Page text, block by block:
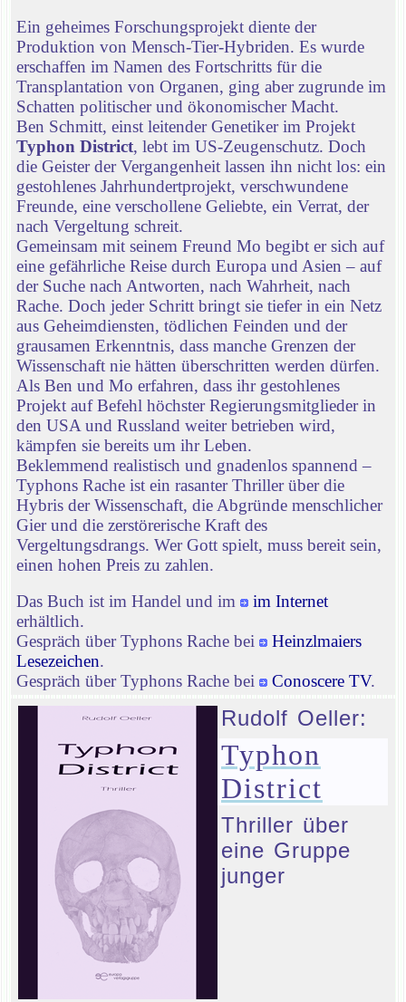
Ein geheimes Forschungsprojekt diente der
Produktion von Mensch-Tier-Hybriden. Es wurde
erschaffen im Namen des Fortschritts für die
Transplantation von Organen, ging aber zugrunde im
Schatten politischer und ökonomischer Macht.
Ben Schmitt, einst leitender Genetiker im Projekt
Typhon District, lebt im US-Zeugenschutz. Doch
die Geister der Vergangenheit lassen ihn nicht los: ein
gestohlenes Jahrhundertprojekt, verschwundene
Freunde, eine verschollene Geliebte, ein Verrat, der
nach Vergeltung schreit.
Gemeinsam mit seinem Freund Mo begibt er sich auf
eine gefährliche Reise durch Europa und Asien – auf
der Suche nach Antworten, nach Wahrheit, nach
Rache. Doch jeder Schritt bringt sie tiefer in ein Netz
aus Geheimdiensten, tödlichen Feinden und der
grausamen Erkenntnis, dass manche Grenzen der
Wissenschaft nie hätten überschritten werden dürfen.
Als Ben und Mo erfahren, dass ihr gestohlenes
Projekt auf Befehl höchster Regierungsmitglieder in
den USA und Russland weiter betrieben wird,
kämpfen sie bereits um ihr Leben.
Beklemmend realistisch und gnadenlos spannend –
Typhons Rache ist ein rasanter Thriller über die
Hybris der Wissenschaft, die Abgründe menschlicher
Gier und die zerstörerische Kraft des
Vergeltungsdrangs. Wer Gott spielt, muss bereit sein,
einen hohen Preis zu zahlen.
Das Buch ist im Handel und im
im Internet
erhältlich.
Gespräch über Typhons Rache bei
Heinzlmaiers
Lesezeichen.
Gespräch über Typhons Rache bei
Conoscere TV.
Rudolf Oeller:
Typhon
District
Thriller über
eine Gruppe
junger